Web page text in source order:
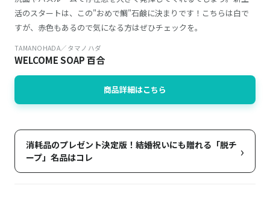
活のスタートは、この"おめで鯛"石鹸に決まりです！こちらは白で
すが、赤色もあるので気になる方はぜひチェックを。
TAMANOHADA／タマノハダ
WELCOME SOAP 百合
商品詳細はこちら
消耗品のプレゼント決定版！結婚祝いにも贈れる「脱チ
ープ」名品はコレ
›